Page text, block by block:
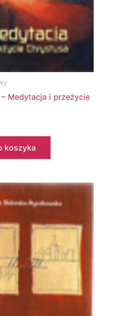
Medytacja i przeżycie
koszyka